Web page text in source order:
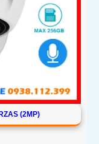
(2MP)